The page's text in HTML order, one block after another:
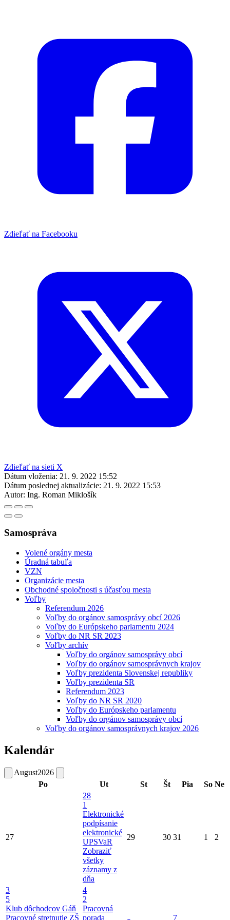
Zdieľať na Facebooku
Zdieľať na sieti X
Dátum vloženia: 21. 9. 2022 15:52
Dátum poslednej aktualizácie: 21. 9. 2022 15:53
Autor: Ing. Roman Miklošík
Samospráva
Volené orgány mesta
Úradná tabuľa
VZN
Organizácie mesta
Obchodné spoločnosti s účasťou mesta
Voľby
Referendum 2026
Voľby do orgánov samosprávy obcí 2026
Voľby do Európskeho parlamentu 2024
Voľby do NR SR 2023
Voľby archív
Voľby do orgánov samosprávy obcí
Voľby do orgánov samosprávnych krajov
Voľby prezidenta Slovenskej republiky
Voľby prezidenta SR
Referendum 2023
Voľby do NR SR 2020
Voľby do Európskeho parlamentu
Voľby do orgánov samosprávy obcí
Voľby do orgánov samosprávnych krajov 2026
Kalendár
August2026
Po
Ut St Št Pia So Ne
27
28
1
Elektronické
podpísanie
elektronické
UPSVaR
Zobraziť
všetky
záznamy z
dňa
29 30 31 1 2
3
5
Klub dôchodcov Gáň
Pracovné stretnutie ZŠ
4
2
Pracovná
porada
7